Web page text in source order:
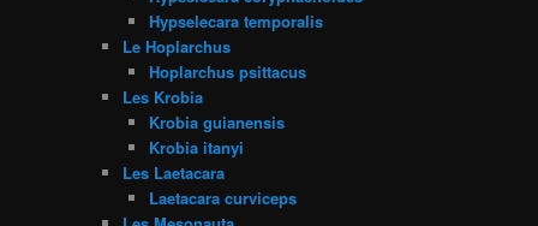
Hypselecara temporalis
Le Hoplarchus
Hoplarchus psittacus
Les Krobia
Krobia guianensis
Krobia itanyi
Les Laetacara
Laetacara curviceps